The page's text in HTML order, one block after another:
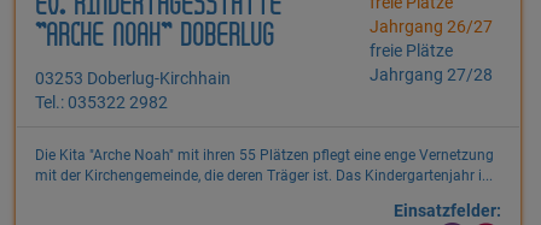
"ARCHE NOAH" DOBERLUG
03253 Doberlug-Kirchhain
Tel.: 035322 2982
Jahrgang 26/27
freie Plätze
Jahrgang 27/28
Die Kita "Arche Noah" mit ihren 55 Plätzen pflegt eine enge Vernetzung
mit der Kirchengemeinde, die deren Träger ist. Das Kindergartenjahr i...
Einsatzfelder: